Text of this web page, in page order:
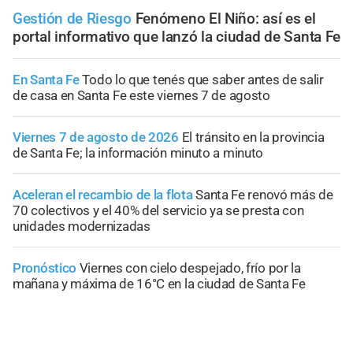
Gestión de Riesgo Fenómeno El Niño: así es el
portal informativo que lanzó la ciudad de Santa Fe
En Santa FeTodo lo que tenés que saber antes de salir
de casa en Santa Fe este viernes 7 de agosto
Viernes 7 de agosto de 2026 El tránsito en la provincia
de Santa Fe; la información minuto a minuto
Aceleran el recambio de la flotaSanta Fe renovó más de
70 colectivos y el 40% del servicio ya se presta con
unidades modernizadas
Pronóstico Viernes con cielo despejado, frío por la
mañana y máxima de 16°C en la ciudad de Santa Fe